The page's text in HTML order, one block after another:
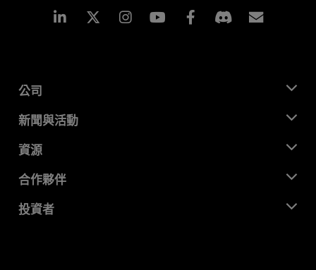
Linkedin Instagram Facebook
公司
關於 AMD
企業責任
招聘
聯絡我們
新聞與活動
新聞室
媒體庫
資源
開發者中心
案例研究
合作夥伴
AMD 合作夥伴中心
投資者